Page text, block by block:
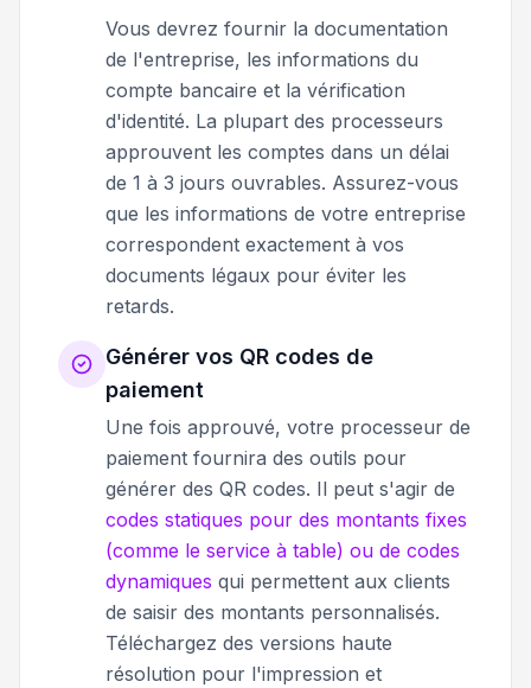
Vous devrez fournir la documentation
de l'entreprise, les informations du
compte bancaire et la vérification
d'identité. La plupart des processeurs
approuvent les comptes dans un délai
de 1 à 3 jours ouvrables. Assurez-vous
que les informations de votre entreprise
correspondent exactement à vos
documents légaux pour éviter les
retards.
Générer vos QR codes de
paiement
Une fois approuvé, votre processeur de
paiement fournira des outils pour
générer des QR codes. Il peut s'agir de
codes statiques pour des montants fixes
(comme le service à table) ou de codes
dynamiques qui permettent aux clients
de saisir des montants personnalisés.
Téléchargez des versions haute
résolution pour l'impression et